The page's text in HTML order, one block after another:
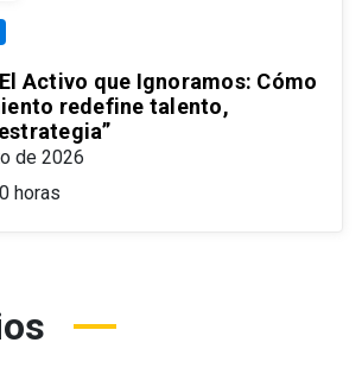
Activo que Ignoramos: Cómo
redefine talento,
de 2026
horas